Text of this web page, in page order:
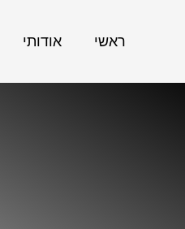
ראשי אודותי